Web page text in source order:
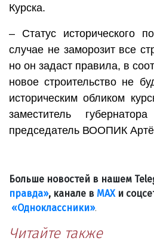
Курска.
– Статус исторического
случае не заморозит все
но он задаст правила, в
новое строительство не
историческим обликом
заместитель
председатель ВООПИК
Больше новостей в нашем
правда», канале в МАХи
«Одноклассники».
Читайте также